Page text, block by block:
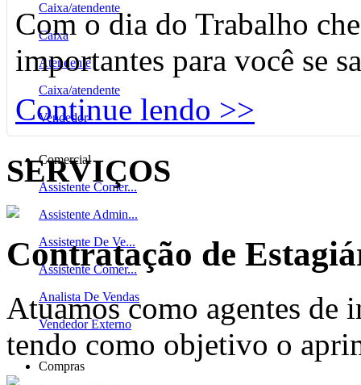
Caixa/atendente
Caixa
Atendente
Caixa/atendente
Vendedor
Comercial
Assistente Comer...
Assistente Admin...
Assistente De Ve...
Assistente Comer...
Analista De Vendas
Vendedor Externo
Compras
Com o dia do Trabalho
importantes para você se
Continue lendo >>
SERVIÇOS
Contratação de
Atuamos como agentes de
tendo como objetivo o